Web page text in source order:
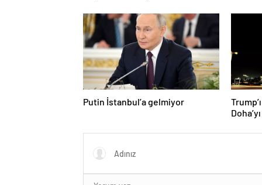
Putin İstanbul’a gelmiyor